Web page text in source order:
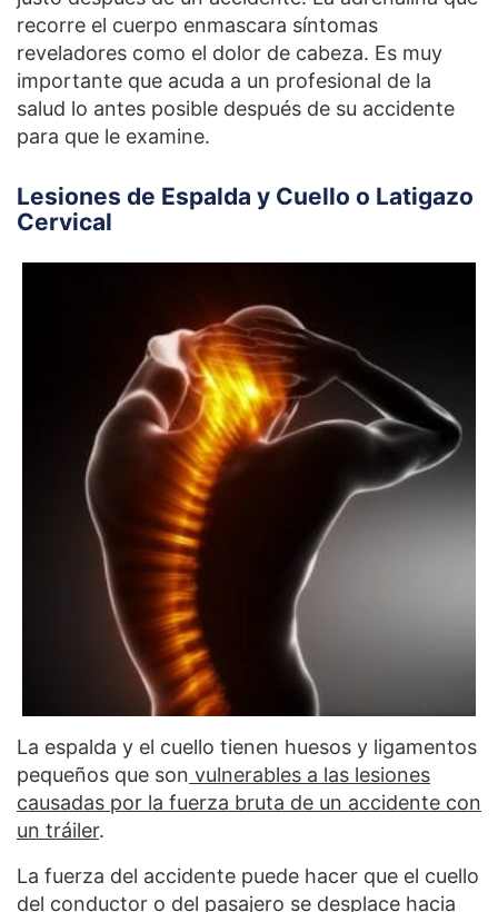
recorre el cuerpo enmascara síntomas
reveladores como el dolor de cabeza. Es muy
importante que acuda a un profesional de la
salud lo antes posible después de su accidente
para que le examine.
Lesiones de Espalda y Cuello o Latigazo
Cervical
La espalda y el cuello tienen huesos y ligamentos
pequeños que son vulnerables a las lesiones
causadas por la fuerza bruta de un accidente con
un tráiler.
La fuerza del accidente puede hacer que el cuello
del conductor o del pasajero se desplace hacia